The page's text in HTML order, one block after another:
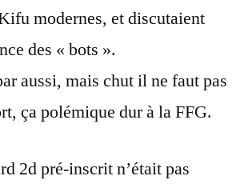
modernes, et discutaient
des « bots ».
aussi, mais chut il ne faut pas
ça polémique dur à la FFG.
2d pré-inscrit n’était pas